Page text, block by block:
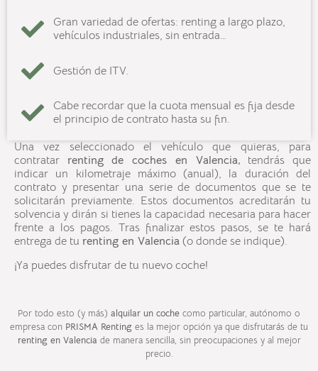
Gran variedad de ofertas: renting a largo plazo,
vehículos industriales, sin entrada…
Gestión de ITV.
Cabe recordar que la cuota mensual es fija desde
el principio de contrato hasta su fin.
Una vez seleccionado el vehículo que quieras, para
contratar renting de coches en Valencia, tendrás que
indicar un kilometraje máximo (anual), la duración del
contrato y presentar una serie de documentos que se te
solicitarán previamente. Estos documentos acreditarán tu
solvencia y dirán si tienes la capacidad necesaria para hacer
frente a los pagos. Tras finalizar estos pasos, se te hará
entrega de tu renting en Valencia (o donde se indique).
¡Ya puedes disfrutar de tu nuevo coche!
Por todo esto (y más) alquilar un coche como particular, autónomo o
empresa con PRISMA Renting es la mejor opción ya que disfrutarás de tu
renting en Valencia de manera sencilla, sin preocupaciones y al mejor
precio.